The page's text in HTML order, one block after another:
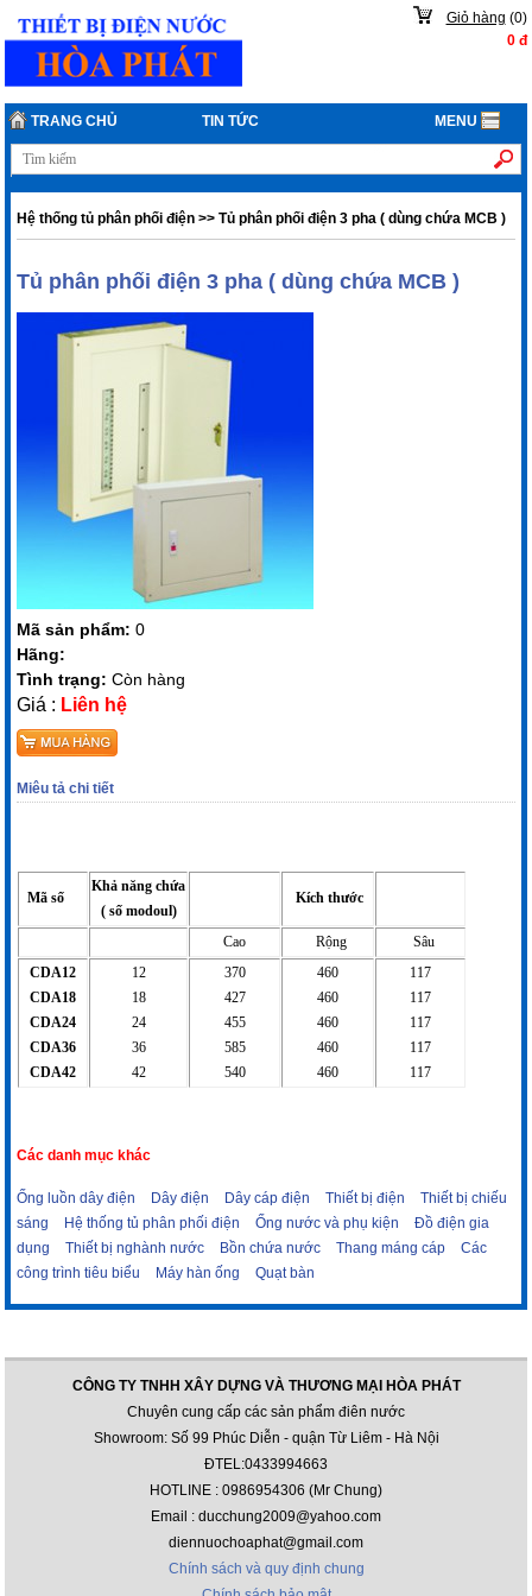
Giỏ hàng (0)
0đ
TRANG CHỦ TIN TỨC MENU
Hệ thống tủ phân phối điện >>Tủ phân phối điện 3 pha ( dùng chứa MCB )
Tủ phân phối điện 3 pha ( dùng chứa MCB )
Mã sản phẩm:0
Hãng:
Tình trạng:Còn hàng
Giá : Liên hệ
Miêu tả chi tiết
Mã số
Khả năng chứa
( số modoul)
Kích thước
Cao Rộng
Sâu
CDA12
CDA18
CDA24
CDA36
CDA42
12
18
24
36
42
370
427
455
585
540
460
460
460
460
460
117
117
117
117
117
Các danh mục khác
Ống luồn dây điện Dây điện Dây cáp điện Thiết bị điện
Thiết bị chiếu
sáng
Hệ thống tủ phân phối điện Ống nước và phụ kiện
Đồ điện gia
dụng
Thiết bị nghành nước Bồn chứa nước Thang máng cáp
Các
công trình tiêu biểu
Máy hàn ống Quạt bàn
CÔNG TY TNHH XÂY DỰNG VÀ THƯƠNG MẠI HÒA PHÁT
Chuyên cung cấp các sản phẩm điên nước
Showroom: Số 99 Phúc Diễn - quận Từ Liêm - Hà Nội
ĐTEL:0433994663
HOTLINE : 0986954306 (Mr Chung)
Email : ducchung2009@yahoo.com
diennuochoaphat@gmail.com
Chính sách và quy định chung